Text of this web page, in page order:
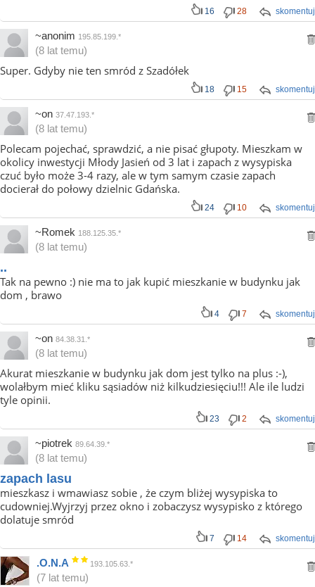
skomentuj
16 28
~anonim 195.85.199.*
(8 lat temu)
Super. Gdyby nie ten smród z Szadółek
skomentuj
18 15
~on 37.47.193.*
(8 lat temu)
Polecam pojechać, sprawdzić, a nie pisać głupoty. Mieszkam w
okolicy inwestycji Młody Jasień od 3 lat i zapach z wysypiska
czuć było może 3-4 razy, ale w tym samym czasie zapach
docierał do połowy dzielnic Gdańska.
skomentuj
24 10
~Romek 188.125.35.*
(8 lat temu)
..
Tak na pewno :) nie ma to jak kupić mieszkanie w budynku jak
dom , brawo
skomentuj
4 7
~on 84.38.31.*
(8 lat temu)
Akurat mieszkanie w budynku jak dom jest tylko na plus :-),
wolałbym mieć kliku sąsiadów niż kilkudziesięciu!!! Ale ile ludzi
tyle opinii.
skomentuj
23 2
~piotrek 89.64.39.*
(8 lat temu)
zapach lasu
mieszkasz i wmawiasz sobie , że czym bliżej wysypiska to
cudowniej.Wyjrzyj przez okno i zobaczysz wysypisko z którego
dolatuje smród
skomentuj
7 14
.O.N.A 193.105.63.*
(7 lat temu)